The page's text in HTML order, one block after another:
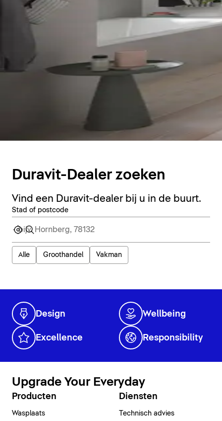
Duravit-Dealer zoeken
Vind een Duravit-dealer bij u in de buurt.
Stad of postcode
Alle Groothandel Vakman
Design Wellbeing
Excellence Responsibility
Upgrade Your Everyday
Producten
Wasplaats
Diensten
Technisch advies